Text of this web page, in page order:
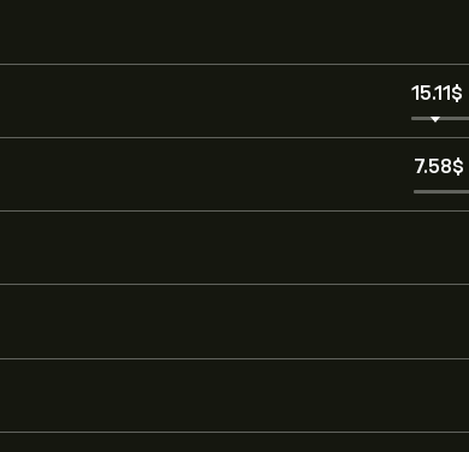
15.11‎$‎
7.58‎$‎